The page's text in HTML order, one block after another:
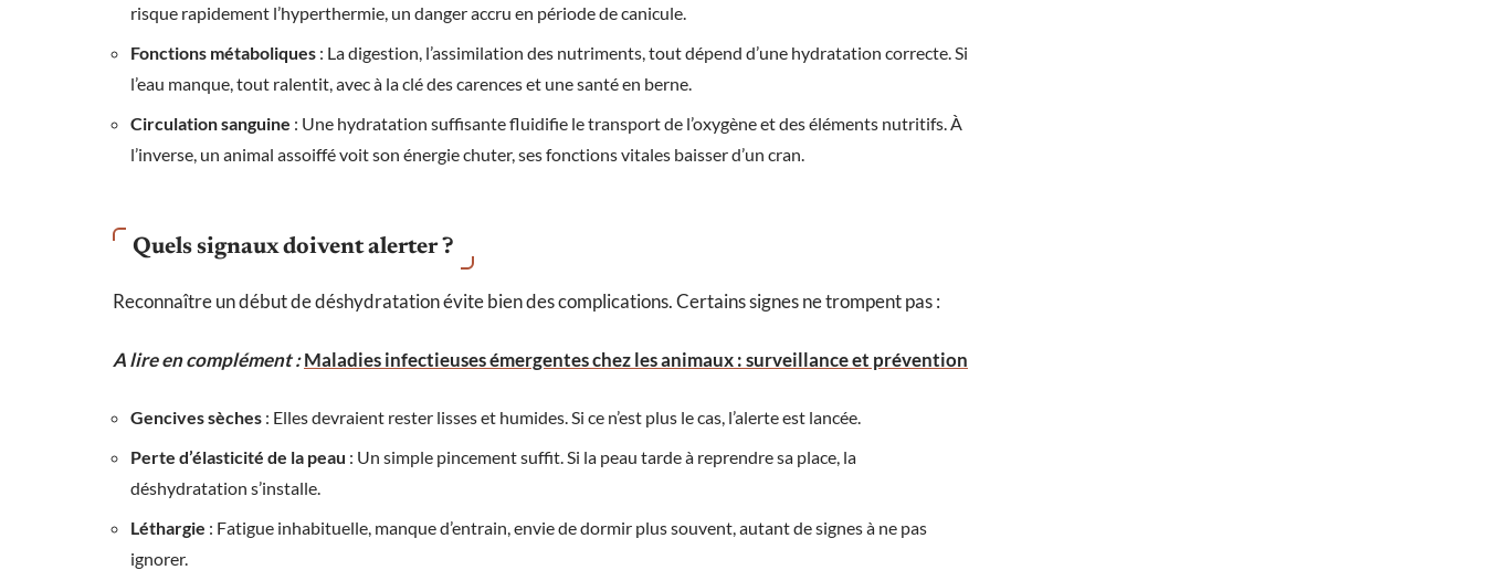
risque rapidement l’hyperthermie, un danger accru en période de canicule.
Fonctions métaboliques : La digestion, l’assimilation des nutriments, tout dépend d’une hydratation correcte. Si
l’eau manque, tout ralentit, avec à la clé des carences et une santé en berne.
Circulation sanguine : Une hydratation suffisante fluidifie le transport de l’oxygène et des éléments nutritifs. À
l’inverse, un animal assoiffé voit son énergie chuter, ses fonctions vitales baisser d’un cran.
Quels signaux doivent alerter ?
Reconnaître un début de déshydratation évite bien des complications. Certains signes ne trompent pas :
A lire en complément :Maladies infectieuses émergentes chez les animaux : surveillance et prévention
Gencives sèches : Elles devraient rester lisses et humides. Si ce n’est plus le cas, l’alerte est lancée.
Perte d’élasticité de la peau : Un simple pincement suffit. Si la peau tarde à reprendre sa place, la
déshydratation s’installe.
Léthargie : Fatigue inhabituelle, manque d’entrain, envie de dormir plus souvent, autant de signes à ne pas
ignorer.